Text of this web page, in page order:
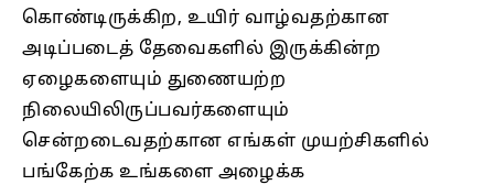
கொண்டிருக்கிற, உயிர் வாழ்வதற்கான
அடிப்படைத் தேவைகளில் இருக்கின்ற
ஏழைகளையும் துணையற்ற
நிலையிலிருப்பவர்களையும்
சென்றடைவதற்கான எங்கள் முயற்சிகளில்
பங்கேற்க உங்களை அழைக்க